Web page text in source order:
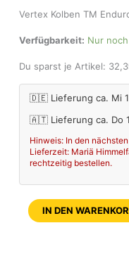
Vertex Kolben TM
Verfügbarkeit: Nur
Du sparst je Artikel:
🇩🇪 Lieferung ca. Mi
🇦🇹 Lieferung ca. Do
Hinweis: In den
Lieferzeit: Mariä
rechtzeitig bestellen.
IN DEN